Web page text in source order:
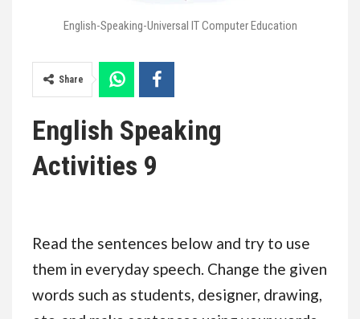
English-Speaking-Universal IT Computer Education
Share
English Speaking
Activities 9
Read the sentences below and try to use
them in everyday speech. Change the given
words such as students, designer, drawing,